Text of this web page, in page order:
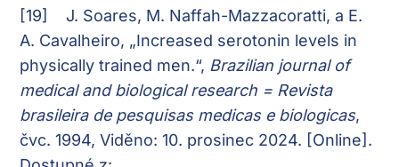
[19] J. Soares, M. Naffah-Mazzacoratti, a E.
A. Cavalheiro, „Increased serotonin levels in
physically trained men.“, Brazilian journal of
medical and biological research = Revista
brasileira de pesquisas medicas e biologicas,
čvc. 1994, Viděno: 10. prosinec 2024. [Online].